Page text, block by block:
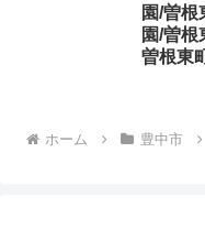
園/曽根
園/曽根
曽根東
ホーム 豊中市